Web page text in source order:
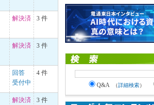
解決済 3 件
解決済 3 件
回答
受付中
4 件
解決済 3 件
Q&A （詳細検索）